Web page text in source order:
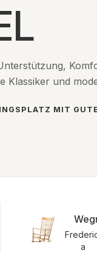
Klassiker und
MIT
Chair | Eiche
a